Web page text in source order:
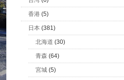
香港 (5)
日本 (381)
北海道 (30)
青森 (64)
宮城 (5)